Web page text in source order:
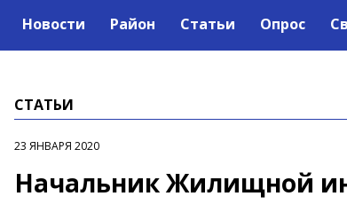
Новости Район Статьи Опрос
СТАТЬИ
23 ЯНВАРЯ 2020
Начальник Жилищной